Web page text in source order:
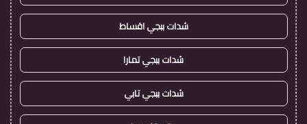
شدات ببجي اقساط
شدات ببجي تمارا
شدات ببجي تابي